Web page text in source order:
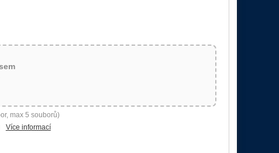
max 5 souborů)
Více informací